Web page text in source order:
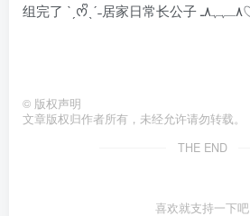
© 版权声明
文章版权归作者所有，未经允许请勿转载。
THE END
喜欢就支持一下吧